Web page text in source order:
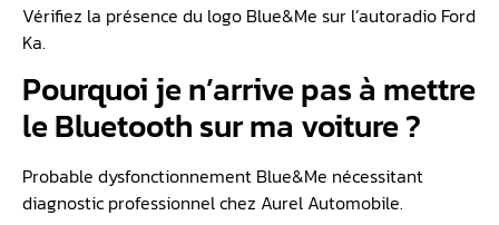
Vérifiez la présence du logo Blue&Me sur l’autoradio Ford
Ka.
Pourquoi je n’arrive pas à mettre
le Bluetooth sur ma voiture ?
Probable dysfonctionnement Blue&Me nécessitant
diagnostic professionnel chez Aurel Automobile.